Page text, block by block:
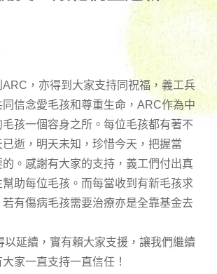
，亦得到大家支持同祝福，義工兵
同信念愛毛孩和尊重生命，ARC作為中
孩一個容身之所。每位毛孩都有著不
已逝，明天未知，珍惜今天，把握當
的。感謝有大家的支持，義工們付出真
助每位毛孩。而每當收到有新毛孩求
有傷病毛孩需要治療亦是全靠基金去
以延續，實有賴大家支援，讓我們繼續
家一直支持一直信任！